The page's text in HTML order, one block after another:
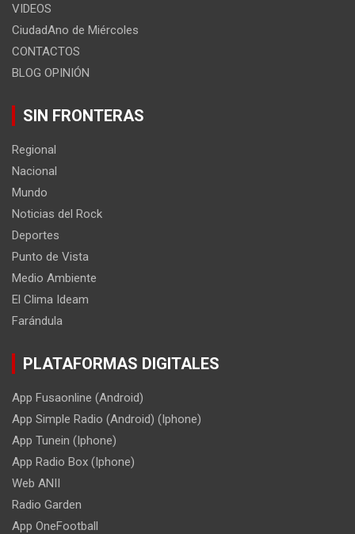
VIDEOS
CiudadAno de Miércoles
CONTACTOS
BLOG OPINIÓN
SIN FRONTERAS
Regional
Nacional
Mundo
Noticias del Rock
Deportes
Punto de Vista
Medio Ambiente
El Clima Ideam
Farándula
PLATAFORMAS DIGITALES
App Fusaonline (Android)
App Simple Radio (Android) (Iphone)
App Tunein (Iphone)
App Radio Box (Iphone)
Web ANII
Radio Garden
App OneFootball